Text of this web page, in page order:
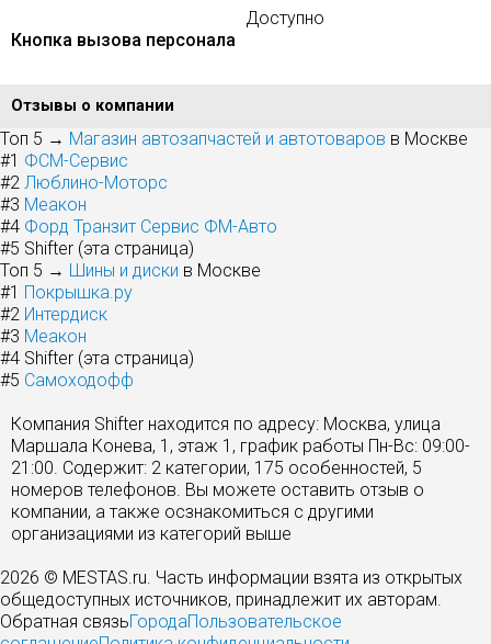
Доступно
Кнопка вызова персонала
Отзывы о компании
Топ 5 → Магазин автозапчастей и автотоваров в Москве
#1 ФСМ-Сервис
#2 Люблино-Моторс
#3 Меакон
#4 Форд Транзит Сервис ФМ-Авто
#5 Shifter (эта страница)
Топ 5 → Шины и диски в Москве
#1 Покрышка.ру
#2 Интердиск
#3 Меакон
#4 Shifter (эта страница)
#5 Самоходофф
Компания Shifter находится по адресу: Москва, улица
Маршала Конева, 1, этаж 1, график работы Пн-Вс: 09:00-
21:00. Содержит: 2 категории, 175 особенностей, 5
номеров телефонов. Вы можете оставить отзыв о
компании, а также осзнакомиться с другими
организациями из категорий выше
2026 © MESTAS.ru. Часть информации взята из открытых
общедоступных источников, принадлежит их авторам.
Обратная связьГородаПользовательское